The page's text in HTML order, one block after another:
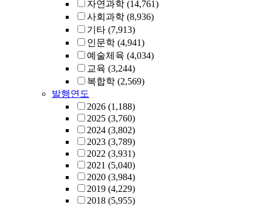
자연과학 (14,761)
사회과학 (8,936)
기타 (7,913)
인문학 (4,941)
예술체육 (4,034)
교육 (3,244)
복합학 (2,569)
발행연도
2026 (1,188)
2025 (3,760)
2024 (3,802)
2023 (3,789)
2022 (3,931)
2021 (5,040)
2020 (3,984)
2019 (4,229)
2018 (5,955)